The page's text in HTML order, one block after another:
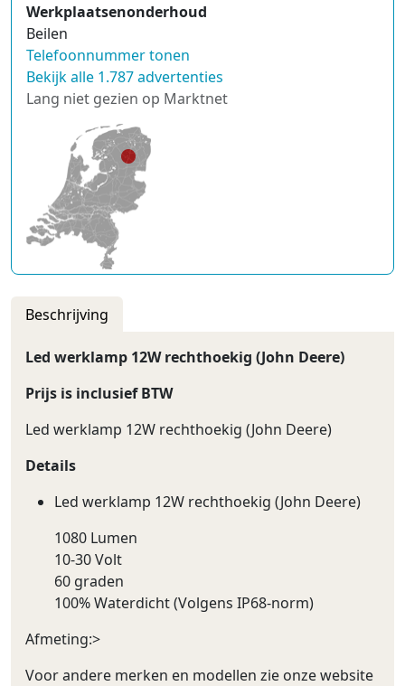
Werkplaatsenonderhoud
Beilen
Telefoonnummer tonen
Bekijk alle 1.787 advertenties
Lang niet gezien op Marktnet
Beschrijving
Led werklamp 12W rechthoekig (John Deere)
Prijs is inclusief BTW
Led werklamp 12W rechthoekig (John Deere)
Details
Led werklamp 12W rechthoekig (John Deere)
1080 Lumen
10-30 Volt
60 graden
100% Waterdicht (Volgens IP68-norm)
Afmeting:>
Voor andere merken en modellen zie onze website